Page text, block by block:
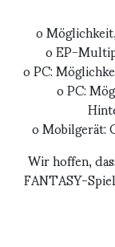
o
o EP-
o PC:
o PC:
o
Wir hoffen,
FANTASY-